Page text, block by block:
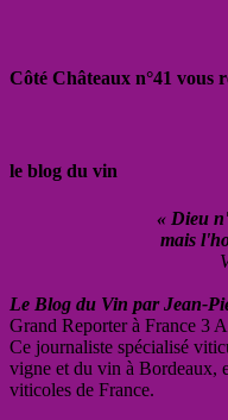
Côté Châteaux n°41 vous
le blog du vin
« Dieu
mais
Le Blog du Vin par Jean-
Grand Reporter à France 3
Ce journaliste spécialisé
vigne et du vin à Bordeaux,
viticoles de France.